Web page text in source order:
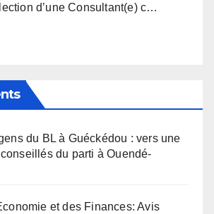
d’une Consultant(e) c…
du BL à Guéckédou : vers une
du parti à Ouendé-
et des Finances: Avis